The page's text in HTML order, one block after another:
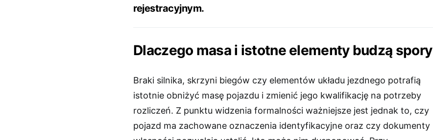
rejestracyjnym.
Dlaczego masa i istotne elementy budzą spory
Braki silnika, skrzyni biegów czy elementów układu jezdnego potrafią
istotnie obniżyć masę pojazdu i zmienić jego kwalifikację na potrzeby
rozliczeń. Z punktu widzenia formalności ważniejsze jest jednak to, czy
pojazd ma zachowane oznaczenia identyfikacyjne oraz czy dokumenty